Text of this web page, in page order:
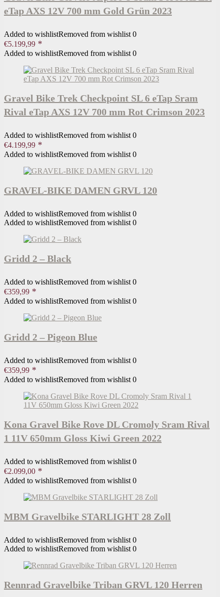
eTap AXS 12V 700 mm Gold Grün 2023
Added to wishlistRemoved from wishlist 0
€5.199,99
Added to wishlistRemoved from wishlist 0
Gravel Bike Trek Checkpoint SL 6 eTap Sram
Rival eTap AXS 12V 700 mm Rot Crimson 2023
Added to wishlistRemoved from wishlist 0
€4.199,99
Added to wishlistRemoved from wishlist 0
GRAVEL-BIKE DAMEN GRVL 120
Added to wishlistRemoved from wishlist 0
Added to wishlistRemoved from wishlist 0
Gridd 2 – Black
Added to wishlistRemoved from wishlist 0
€359,99
Added to wishlistRemoved from wishlist 0
Gridd 2 – Pigeon Blue
Added to wishlistRemoved from wishlist 0
€359,99
Added to wishlistRemoved from wishlist 0
Kona Gravel Bike Rove DL Cromoly Sram Rival
1 11V 650mm Gloss Kiwi Green 2022
Added to wishlistRemoved from wishlist 0
€2.099,00
Added to wishlistRemoved from wishlist 0
MBM Gravelbike STARLIGHT 28 Zoll
Added to wishlistRemoved from wishlist 0
Added to wishlistRemoved from wishlist 0
Rennrad Gravelbike Triban GRVL 120 Herren